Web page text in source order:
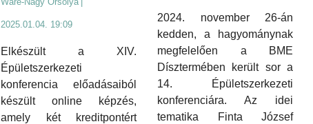
2025.01.04. 19:09
Elkészült a XIV.
Épületszerkezeti
konferencia előadásaiból
készült online képzés,
amely két kreditpontért
2024. november 26-án
kedden, a hagyománynak
megfelelően a BME
Dísztermében került sor a
14. Épületszerkezeti
konferenciára. Az idei
tematika Finta József